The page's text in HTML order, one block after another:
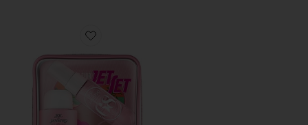
Favorite Beija Flor Jet Set